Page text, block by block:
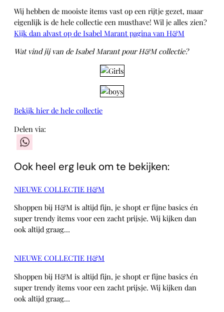
Wij hebben de mooiste items vast op een rijtje gezet, maar
eigenlijk is de hele collectie een musthave! Wil je alles zien?
Kijk dan alvast op de Isabel Marant pagina van H&M
Wat vind jij van de Isabel Marant pour H&M collectie?
Bekijk hier de hele collectie
Delen via:
Ook heel erg leuk om te bekijken:
NIEUWE COLLECTIE H&M
Shoppen bij H&M is altijd fijn, je shopt er fijne basics én
super trendy items voor een zacht prijsje. Wij kijken dan
ook altijd graag…
NIEUWE COLLECTIE H&M
Shoppen bij H&M is altijd fijn, je shopt er fijne basics én
super trendy items voor een zacht prijsje. Wij kijken dan
ook altijd graag…